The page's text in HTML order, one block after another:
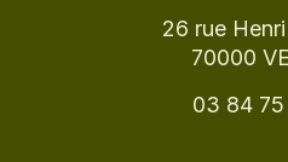
26 rue
70000
03 84